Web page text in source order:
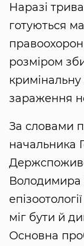
Наразі
готуються
розміром
зараження
За словами
начальника
Володимира
міг бути й
Основна